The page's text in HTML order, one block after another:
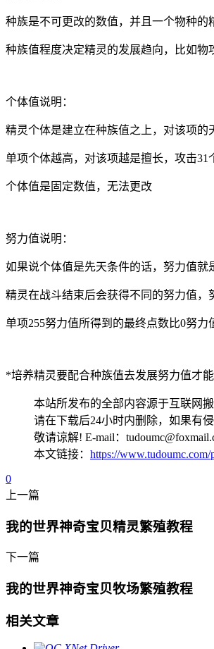
种族是不可更改的数值，并且一个物种的
种族值程度决定精灵的发展趋向，比如
个体值说明：
精灵个体是建立在种族值之上，对该项
单项个体越高，对该项越是擅长，攻击
个体值是固定数值，无法更改
努力值说明：
如果说个体值是先天条件的话，努力值就
精灵在战斗结束后会获得不同的努力值
单项255努力值所得到的最终点数比0努力
*培养精灵要配合种族值去发展努力值才
本站所发布的全部内容源于互联网
请在下载后24小时内删除，如果有
敬请谅解! E-mail：
本文链接： https://www.tudoumc.com/
0
上一篇
我的世界神奇宝贝精灵繁殖教程
下一篇
我的世界神奇宝贝牧场繁殖教程
相关文章